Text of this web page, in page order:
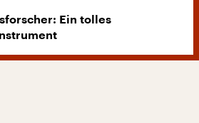
Ein tolles